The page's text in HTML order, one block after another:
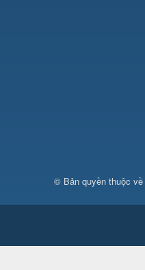
© Bản quyền thuộc về